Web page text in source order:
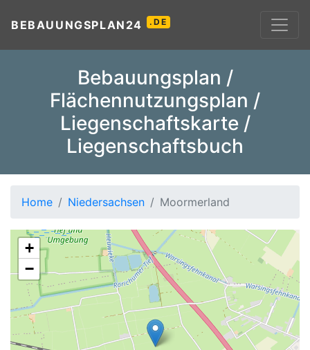
BEBAUUNGSPLAN24 .DE
Bebauungsplan /
Flächennutzungsplan /
Liegenschaftskarte /
Liegenschaftsbuch
Home Niedersachsen Moormerland
+
−